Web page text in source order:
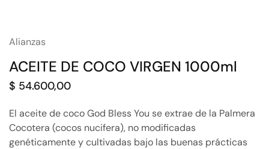
Alianzas
ACEITE DE COCO VIRGEN 1000ml
$ 54.600,00
El aceite de coco God Bless You se extrae de la Palmera
Cocotera (cocos nucifera), no modificadas
genéticamente y cultivadas bajo las buenas prácticas